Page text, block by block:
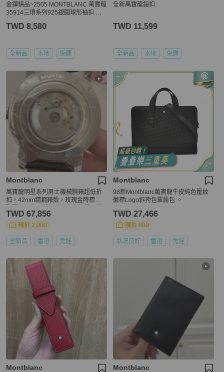
金鐸精品~2505 MONTBLANC 萬寶龍
35914三環系列925銀圓球形袖扣 全
TWD 8,580
全新品 本地 免運
全新萬寶龍鈕扣
TWD 11,599
全新品 本地 免運
Montblanc
萬寶龍明星系列男士機械腕錶超低折
扣，42mm精鋼錶殼，玫瑰金時標搭
載背透機芯，具備50米生活防水功
能。
TWD 67,856
現折 2,000
全新品 香港 免運
Montblanc
98新Montblanc萬寶龍牛皮純色壓紋
徽標Logo斜挎包單肩包 。
TWD 27,466
現折 800
狀況良好 香港 免運
Montblanc Montblanc